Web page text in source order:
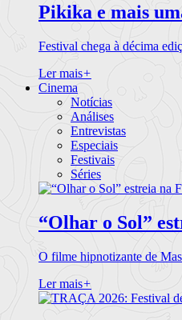
Pikika e mais
Festival chega à décima
Ler mais+
Cinema
Notícias
Análises
Entrevistas
Especiais
Festivais
Séries
“Olhar o Sol”
O filme hipnotizante de
Ler mais+